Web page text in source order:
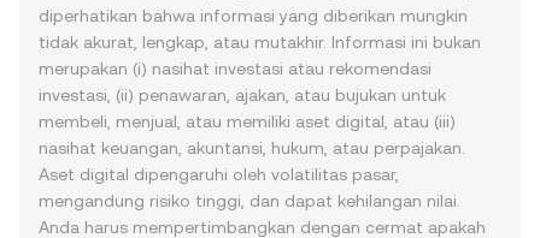
diperhatikan bahwa informasi yang diberikan mungkin
tidak akurat, lengkap, atau mutakhir. Informasi ini bukan
merupakan (i) nasihat investasi atau rekomendasi
investasi, (ii) penawaran, ajakan, atau bujukan untuk
membeli, menjual, atau memiliki aset digital, atau (iii)
nasihat keuangan, akuntansi, hukum, atau perpajakan.
Aset digital dipengaruhi oleh volatilitas pasar,
mengandung risiko tinggi, dan dapat kehilangan nilai.
Anda harus mempertimbangkan dengan cermat apakah